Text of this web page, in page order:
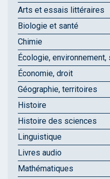
Arts et essais littéraires
Biologie et santé
Chimie
Écologie,
Économie, droit
Géographie, territoires
Histoire
Histoire des sciences
Linguistique
Livres audio
Mathématiques